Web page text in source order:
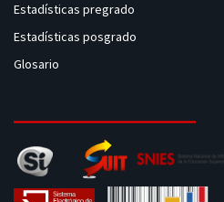
Estadísticas pregrado
Estadísticas posgrado
Glosario